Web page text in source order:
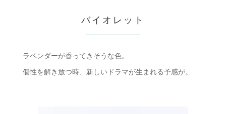
バイオレット
ラベンダーが香ってきそうな色。
個性を解き放つ時、新しいドラマが生まれる予感が。